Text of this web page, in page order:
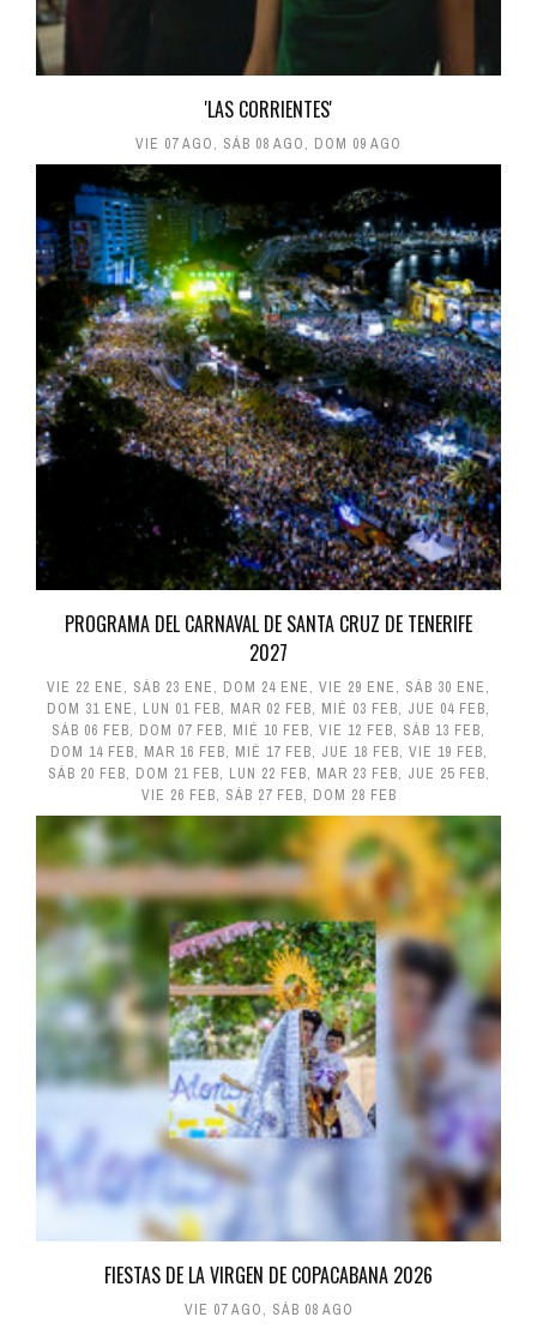
'LAS CORRIENTES'
VIE 07 AGO, SÁB 08 AGO, DOM 09 AGO
PROGRAMA DEL CARNAVAL DE SANTA CRUZ DE TENERIFE
2027
VIE 22 ENE, SÁB 23 ENE, DOM 24 ENE, VIE 29 ENE, SÁB 30 ENE,
DOM 31 ENE, LUN 01 FEB, MAR 02 FEB, MIÉ 03 FEB, JUE 04 FEB,
SÁB 06 FEB, DOM 07 FEB, MIÉ 10 FEB, VIE 12 FEB, SÁB 13 FEB,
DOM 14 FEB, MAR 16 FEB, MIÉ 17 FEB, JUE 18 FEB, VIE 19 FEB,
SÁB 20 FEB, DOM 21 FEB, LUN 22 FEB, MAR 23 FEB, JUE 25 FEB,
VIE 26 FEB, SÁB 27 FEB, DOM 28 FEB
FIESTAS DE LA VIRGEN DE COPACABANA 2026
VIE 07 AGO, SÁB 08 AGO